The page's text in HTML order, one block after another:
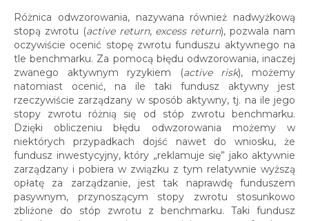
Różnica odwzorowania, nazywana również nadwyżkową
stopą zwrotu (active return, excess return), pozwala nam
oczywiście ocenić stopę zwrotu funduszu aktywnego na
tle benchmarku. Za pomocą błędu odwzorowania, inaczej
zwanego aktywnym ryzykiem (active risk), możemy
natomiast ocenić, na ile taki fundusz aktywny jest
rzeczywiście zarządzany w sposób aktywny, tj. na ile jego
stopy zwrotu różnią się od stóp zwrotu benchmarku.
Dzięki obliczeniu błędu odwzorowania możemy w
niektórych przypadkach dojść nawet do wniosku, że
fundusz inwestycyjny, który „reklamuje się” jako aktywnie
zarządzany i pobiera w związku z tym relatywnie wyższą
opłatę za zarządzanie, jest tak naprawdę funduszem
pasywnym, przynoszącym stopy zwrotu stosunkowo
zbliżone do stóp zwrotu z benchmarku. Taki fundusz